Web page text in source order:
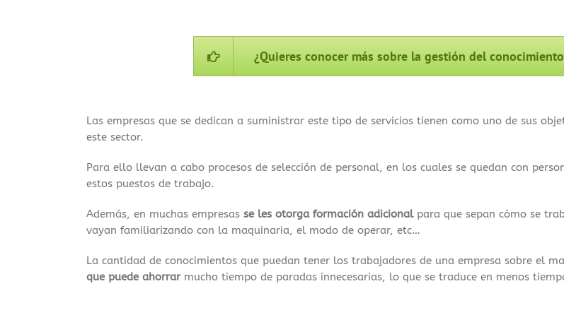
¿Quieres conocer más sobre la gestión del
Las empresas que se dedican a suministrar este tipo de servicios tienen como uno de sus
este sector.
Para ello llevan a cabo procesos de selección de personal, en los cuales se quedan con
estos puestos de trabajo.
Además, en muchas empresas se les otorga formación adicionalpara que sepan cómo se
vayan familiarizando con la maquinaria, el modo de operar, etc…
La cantidad de conocimientos que puedan tener los trabajadores de una empresa sobre el
que puede ahorrar mucho tiempo de paradas innecesarias, lo que se traduce en menos